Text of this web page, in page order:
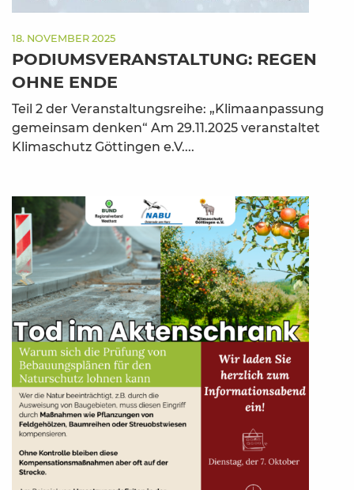
18. NOVEMBER 2025
PODIUMSVERANSTALTUNG: REGEN
OHNE ENDE
Teil 2 der Veranstaltungsreihe: „Klimaanpassung
gemeinsam denken“ Am 29.11.2025 veranstaltet
Klimaschutz Göttingen e.V....